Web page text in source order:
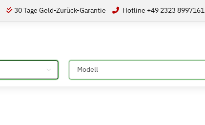
30 Tage Geld-Zurück-Garantie Hotline +49 2323 8997161
Bitte auswählen